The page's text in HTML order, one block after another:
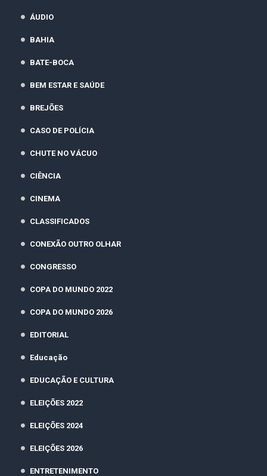
ÁUDIO
BAHIA
BATE-BOCA
BEM ESTAR E SAÚDE
BREJÕES
CASO DE POLÍCIA
CHUTE NO VÁCUO
CIÊNCIA
CINEMA
CLASSIFICADOS
CONEXÃO OUTRO OLHAR
CONGRESSO
COPA DO MUNDO 2022
COPA DO MUNDO 2026
EDITORIAL
Educação
EDUCAÇÃO E CULTURA
ELEIÇÕES 2022
ELEIÇÕES 2024
ELEIÇÕES 2026
ENTRETENIMENTO